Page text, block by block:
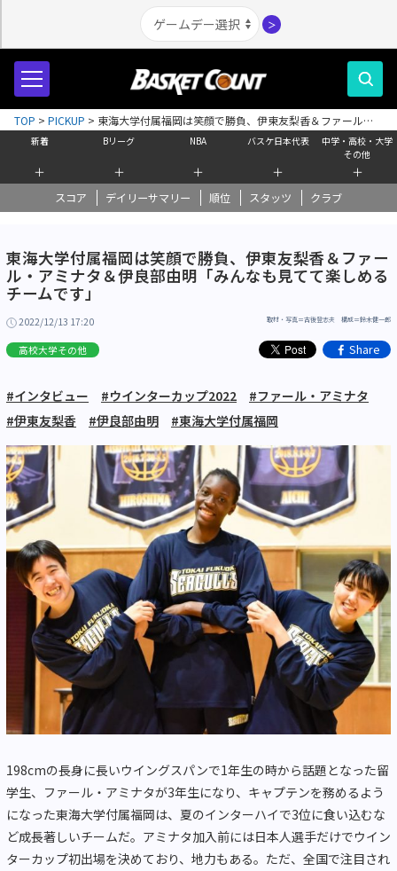
＞
新着
＋
Bリーグ
＋
NBA
＋
バスケ日本代表
＋
中学・高校・大学
その他
＋
スコア デイリーサマリー 順位 スタッツ クラブ
TOP > PICKUP > 東海大学付属福岡は笑顔で勝負、伊東友梨香＆ファール・
アミナタ＆伊良部由明「みんなも見てて楽しめるチームです」
東海大学付属福岡は笑顔で勝負、伊東友梨香＆ファー
ル・アミナタ＆伊良部由明「みんなも見てて楽しめる
チームです」
2022/12/13 17:20 取材・写真＝古後登志夫 構成＝鈴木健一郎
高校大学その他 Share
#インタビュー #ウインターカップ2022
#ファール・アミナタ
#伊東友梨香
#伊良部由明 #東海大学付属福岡
198cmの長身に長いウイングスパンで1年生の時から話題となった留
学生、ファール・アミナタが3年生になり、キャプテンを務めるよう
になった東海大学付属福岡は、夏のインターハイで3位に食い込むな
ど成長著しいチームだ。アミナタ加入前には日本人選手だけでウイン
ターカップ初出場を決めており、地力もある。ただ、全国で注目され